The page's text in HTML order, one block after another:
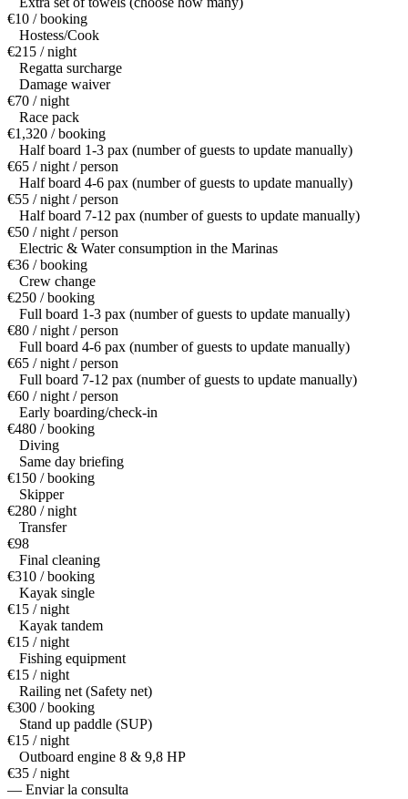
€10 / booking
Hostess/Cook
€215 / night
Regatta surcharge
Damage waiver
€70 / night
Race pack
€1,320 / booking
Half board 1-3 pax (number of guests to update manually)
€65 / night / person
Half board 4-6 pax (number of guests to update manually)
€55 / night / person
Half board 7-12 pax (number of guests to update manually)
€50 / night / person
Electric & Water consumption in the Marinas
€36 / booking
Crew change
€250 / booking
Full board 1-3 pax (number of guests to update manually)
€80 / night / person
Full board 4-6 pax (number of guests to update manually)
€65 / night / person
Full board 7-12 pax (number of guests to update manually)
€60 / night / person
Early boarding/check-in
€480 / booking
Diving
Same day briefing
€150 / booking
Skipper
€280 / night
Transfer
€98
Final cleaning
€310 / booking
Kayak single
€15 / night
Kayak tandem
€15 / night
Fishing equipment
€15 / night
Railing net (Safety net)
€300 / booking
Stand up paddle (SUP)
€15 / night
Outboard engine 8 & 9,8 HP
€35 / night
— Enviar la consulta